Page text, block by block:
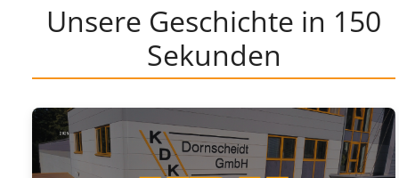
Unsere Geschichte in 150
Sekunden